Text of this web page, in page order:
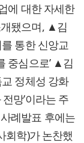
에 대한 자세한
됐으며, ▲김
통한 신앙교
중심으로’ ▲김
정체성 강화
망’이라는 주
례발표 후에는
회학)가 논찬했